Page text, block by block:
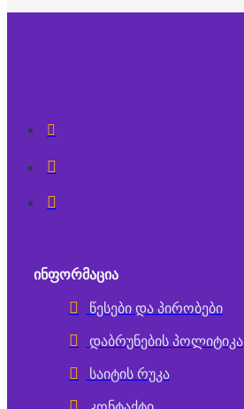
ᲘᲜᲤᲝᲠᲛᲐᲪᲘᲐ
წესები და პირობები
დაბრუნების პოლიტიკა
საიტის რუკა